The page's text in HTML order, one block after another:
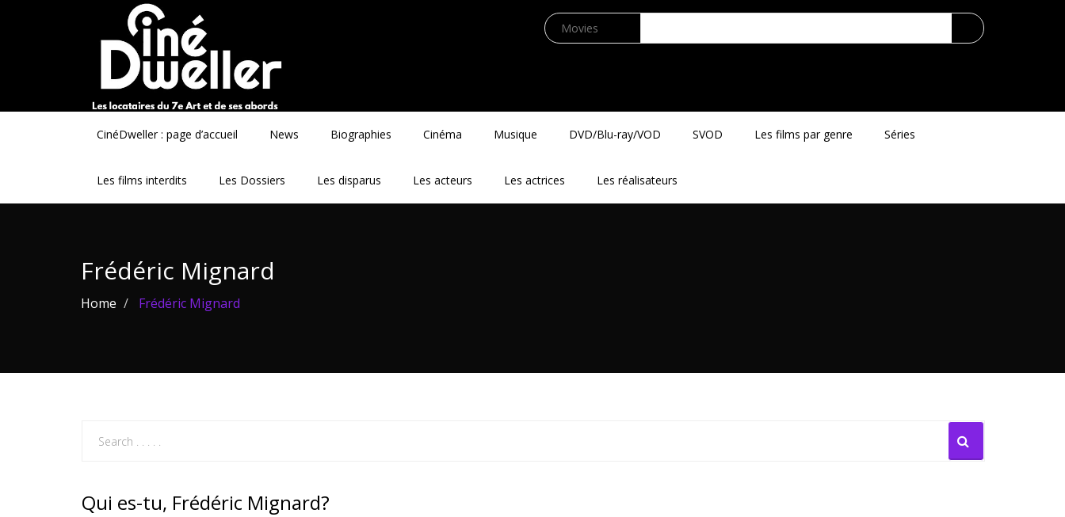
CinéDweller : page d’accueil News Biographies Cinéma Musique DVD/Blu-ray/VOD SVOD Les films par genre Séries
Les films interdits Les Dossiers Les disparus Les acteurs Les actrices Les réalisateurs
Frédéric Mignard
Home Frédéric Mignard
Qui es-tu, Frédéric Mignard?